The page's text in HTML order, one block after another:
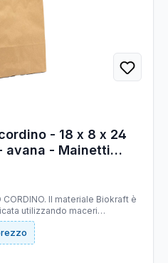
- 18 x 8 x 24
avana - Mainetti
CORDINO. Il materiale Biokraft è
utilizzando maceri
idonei a garantire costanza di
riciclabile e
Colore: avana. Carta